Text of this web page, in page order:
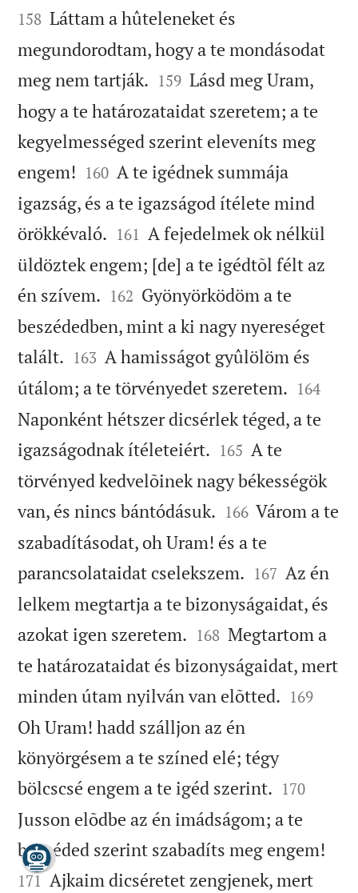
158 Láttam a hûteleneket és
megundorodtam, hogy a te mondásodat
meg nem tartják. 

159 Lásd meg Uram,
hogy a te határozataidat szeretem; a te
kegyelmességed szerint eleveníts meg
engem! 

160 A te igédnek summája
igazság, és a te igazságod ítélete mind
örökkévaló. 

161 A fejedelmek ok nélkül
üldöztek engem; [de] a te igédtõl félt az
én szívem. 

162 Gyönyörködöm a te
beszédedben, mint a ki nagy nyereséget
talált. 

163 A hamisságot gyûlölöm és
útálom; a te törvényedet szeretem. 

164
Naponként hétszer dicsérlek téged, a te
igazságodnak ítéleteiért. 

165 A te
törvényed kedvelõinek nagy békességök
van, és nincs bántódásuk. 

166 Várom a te
szabadításodat, oh Uram! és a te
parancsolataidat cselekszem. 

167 Az én
lelkem megtartja a te bizonyságaidat, és
azokat igen szeretem. 

168 Megtartom a
te határozataidat és bizonyságaidat, mert
minden útam nyilván van elõtted. 

169
Oh Uram! hadd szálljon az én
könyörgésem a te színed elé; tégy
bölcscsé engem a te igéd szerint. 

170
Jusson elõdbe az én imádságom; a te
beszéded szerint szabadíts meg engem!
171 Ajkaim dicséretet zengjenek, mert